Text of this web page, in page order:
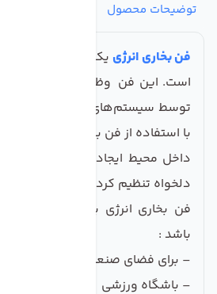
توضیحات محصول
فن بخاری انرژی یک جزء مهم در
است. این فن وظیفه دارد هوای
توسط سیستم‌های بخاری و کولر را
با استفاده از فن بخاری، می‌توان
داخل محیط ایجاد کرده و دمای
دلخواه تنظیم کرد.
فن بخاری انرژی برای محیط های
باشد :
– برای فضای صنعتی
– باشگاه ورزشی